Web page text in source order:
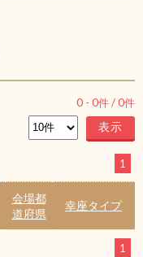
0 - 0件 /0件
1
会場都
道府県
幸座タイプ
1